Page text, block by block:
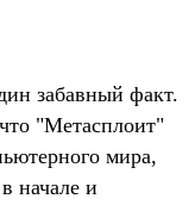
забавный факт.
"Метасплоит"
мира,
начале и